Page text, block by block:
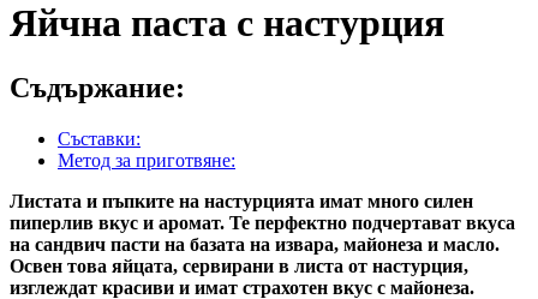
Яйчна паста с настурция
Съдържание:
Съставки:
Метод за приготвяне:
Листата и пъпките на настурцията имат много силен
пиперлив вкус и аромат. Те перфектно подчертават вкуса
на сандвич пасти на базата на извара, майонеза и масло.
Освен това яйцата, сервирани в листа от настурция,
изглеждат красиви и имат страхотен вкус с майонеза.